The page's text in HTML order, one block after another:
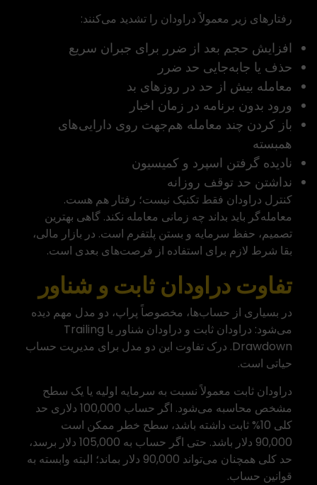
رفتارهای زیر معمولاً دراودان را تشدید می‌کنند:
افزایش حجم بعد از ضرر برای جبران سریع
حذف یا جابه‌جایی حد ضرر
معامله بیش از حد در روزهای بد
ورود بدون برنامه در زمان اخبار
باز کردن چند معامله هم‌جهت روی دارایی‌های
همبسته
نادیده گرفتن اسپرد و کمیسیون
نداشتن حد توقف روزانه
کنترل دراودان فقط تکنیک نیست؛ رفتار هم هست.
معامله‌گر باید بداند چه زمانی معامله نکند. گاهی بهترین
تصمیم، حفظ سرمایه و بستن پلتفرم است. در بازار مالی،
بقا شرط لازم برای استفاده از فرصت‌های بعدی است.
تفاوت دراودان ثابت و شناور
در بسیاری از حساب‌ها، مخصوصاً پراپ، دو مدل مهم دیده
می‌شود: دراودان ثابت و دراودان شناور یا Trailing
Drawdown. درک تفاوت این دو مدل برای مدیریت حساب
حیاتی است.
دراودان ثابت معمولاً نسبت به سرمایه اولیه یا یک سطح
مشخص محاسبه می‌شود. اگر حساب 100,000 دلاری حد
کلی 10% ثابت داشته باشد، سطح خطر ممکن است
90,000 دلار باشد. حتی اگر حساب به 105,000 دلار برسد،
حد کلی همچنان می‌تواند 90,000 دلار بماند؛ البته وابسته به
قوانین حساب.